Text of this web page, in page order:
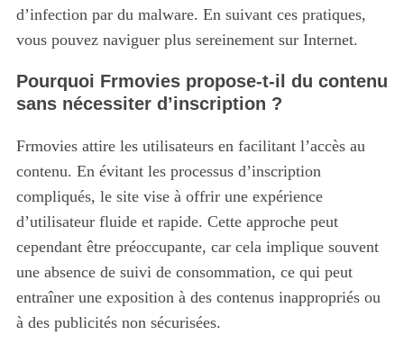
d’infection par du malware. En suivant ces pratiques,
vous pouvez naviguer plus sereinement sur Internet.
Pourquoi Frmovies propose-t-il du contenu
sans nécessiter d’inscription ?
Frmovies attire les utilisateurs en facilitant l’accès au
contenu. En évitant les processus d’inscription
compliqués, le site vise à offrir une expérience
d’utilisateur fluide et rapide. Cette approche peut
cependant être préoccupante, car cela implique souvent
une absence de suivi de consommation, ce qui peut
entraîner une exposition à des contenus inappropriés ou
à des publicités non sécurisées.